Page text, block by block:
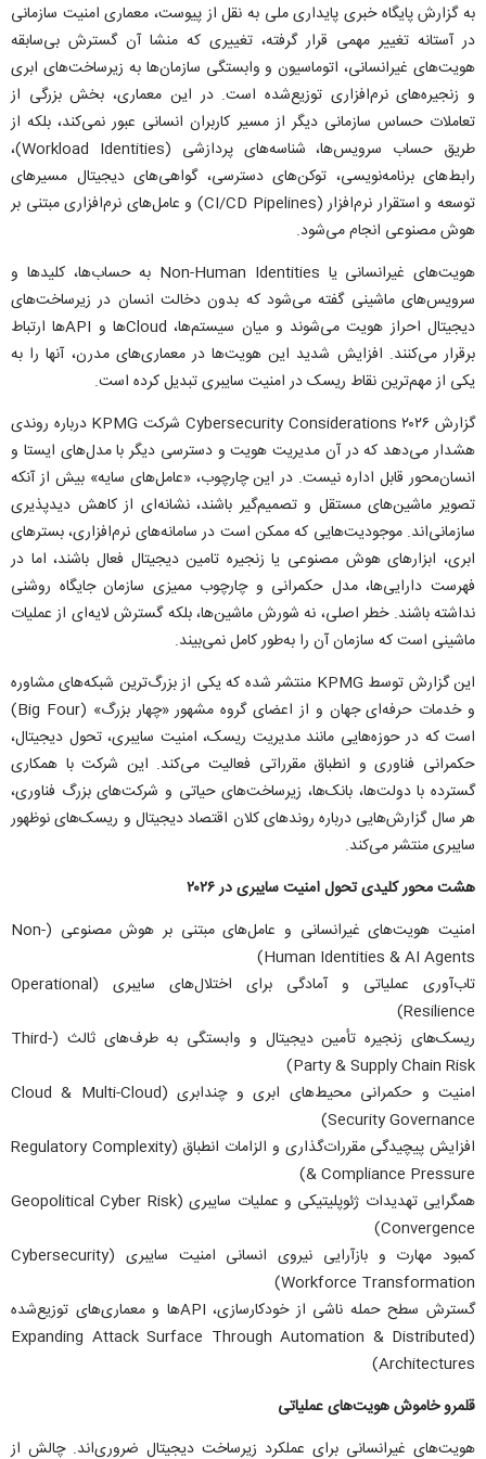
به گزارش پایگاه خبری پایداری ملی به نقل از پیوست، معماری امنیت سازمانی
در آستانه تغییر مهمی قرار گرفته، تغییری که منشا آن گسترش بی‌سابقه
هویت‌های غیرانسانی، اتوماسیون و وابستگی سازمان‌ها به زیرساخت‌های ابری
و زنجیره‌های نرم‌افزاری توزیع‌شده است. در این معماری، بخش بزرگی از
تعاملات حساس سازمانی دیگر از مسیر کاربران انسانی عبور نمی‌کند، بلکه از
طریق حساب سرویس‌ها، شناسه‌های پردازشی (Workload Identities)،
رابط‌های برنامه‌نویسی، توکن‌های دسترسی، گواهی‌های دیجیتال مسیر‌های
توسعه و استقرار نرم‌افزار (CI/CD Pipelines) و عامل‌های نرم‌افزاری مبتنی بر
هوش مصنوعی انجام می‌شود.
هویت‌های غیرانسانی یا Non-Human Identities به حساب‌ها، کلید‌ها و
سرویس‌های ماشینی گفته می‌شود که بدون دخالت انسان در زیرساخت‌های
دیجیتال احراز هویت می‌شوند و میان سیستم‌ها، Cloud‌ها و API‌ها ارتباط
برقرار می‌کنند. افزایش شدید این هویت‌ها در معماری‌های مدرن، آنها را به
یکی از مهم‌ترین نقاط ریسک در امنیت سایبری تبدیل کرده است.
گزارش Cybersecurity Considerations ۲۰۲۶ شرکت KPMG درباره روندی
هشدار می‌دهد که در آن مدیریت هویت و دسترسی دیگر با مدل‌های ایستا و
انسان‌محور قابل اداره نیست. در این چارچوب، «عامل‌های سایه» بیش از آنکه
تصویر ماشین‌های مستقل و تصمیم‌گیر باشند، نشانه‌ای از کاهش دیدپذیری
سازمانی‌اند. موجودیت‌هایی که ممکن است در سامانه‌های نرم‌افزاری، بستر‌های
ابری، ابزار‌های هوش مصنوعی یا زنجیره تامین دیجیتال فعال باشند، اما در
فهرست دارایی‌ها، مدل حکمرانی و چارچوب ممیزی سازمان جایگاه روشنی
نداشته باشند. خطر اصلی، نه شورش ماشین‌ها، بلکه گسترش لایه‌ای از عملیات
ماشینی است که سازمان آن را به‌طور کامل نمی‌بیند.
این گزارش توسط KPMG منتشر شده که یکی از بزرگ‌ترین شبکه‌های مشاوره
و خدمات حرفه‌ای جهان و از اعضای گروه مشهور «چهار بزرگ» (Big Four)
است که در حوزه‌هایی مانند مدیریت ریسک، امنیت سایبری، تحول دیجیتال،
حکمرانی فناوری و انطباق مقرراتی فعالیت می‌کند. این شرکت با همکاری
گسترده با دولت‌ها، بانک‌ها، زیرساخت‌های حیاتی و شرکت‌های بزرگ فناوری،
هر سال گزارش‌هایی درباره روند‌های کلان اقتصاد دیجیتال و ریسک‌های نوظهور
سایبری منتشر می‌کند.
هشت محور کلیدی تحول امنیت سایبری در ۲۰۲۶
امنیت هویت‌های غیرانسانی و عامل‌های مبتنی بر هوش مصنوعی (Non-
Human Identities & AI Agents)
تاب‌آوری عملیاتی و آمادگی برای اختلال‌های سایبری (Operational
Resilience)
ریسک‌های زنجیره تأمین دیجیتال و وابستگی به طرف‌های ثالث (Third-
Party & Supply Chain Risk)
امنیت و حکمرانی محیط‌های ابری و چندابری (Cloud & Multi-Cloud
Security Governance)
افزایش پیچیدگی مقررات‌گذاری و الزامات انطباق (Regulatory Complexity
& Compliance Pressure)
همگرایی تهدیدات ژئوپلیتیکی و عملیات سایبری (Geopolitical Cyber Risk
Convergence)
کمبود مهارت و بازآرایی نیروی انسانی امنیت سایبری (Cybersecurity
Workforce Transformation)
گسترش سطح حمله ناشی از خودکارسازی، API‌ها و معماری‌های توزیع‌شده
(Expanding Attack Surface Through Automation & Distributed
Architectures)
قلمرو خاموش هویت‌های عملیاتی
هویت‌های غیرانسانی برای عملکرد زیرساخت دیجیتال ضروری‌اند. چالش از